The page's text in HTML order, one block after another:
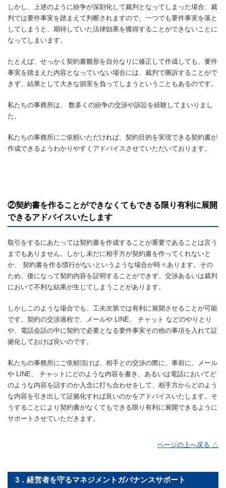
しかし、上述のように紛争が深刻化して裁判となってしまった場合、裁
判では要件事実を踏まえて判断されますので、一つでも要件事実を落と
してしまうと、期待していた法律効果を獲得することができないことに
なってしまいます。
たとえば、せっかく契約書雛形を自分なりに修正して作成しても、要件
事実を踏まえた内容となっていない場合には、裁判で勝訴することがで
きず、結果として大きな損害を負ってしまうということもあるのです。
私たちの事務所は、 数多くの紛争の交渉や訴訟を経験してまいりまし
た。
私たちの事務所にご依頼いただければ、契約目的を実現できる契約書が
作成できるようわかりやすくアドバイスさせていただいております。
②契約書を作ることができなくてもできる限り有利に展開
できるアドバイスいたします
取引をするにあたっては契約書を作成することが重要であることは言う
までもありません。しかし未だに相手方が契約書を作ってくれないと
か、 契約書を作る慣行がないというような場合が時々あります。その
ため、後になって契約内容を証明することができず、交渉あるいは裁判
において不利な結果が生じてしまうことがあります。
しかしこのような場合でも、工夫次第では有利に展開させることが可能
です。契約の交渉過程で、メールや LINE、 チャット などのやりとり
や、電話会話の中に契約で必要となる要件事実その他の事項を入れて証
拠化しておけば良いのです。
私たちの事務所にご依頼頂けば、相手との交渉の際に、事前に、メール
や LINE、 チャットにどのような内容を書き、あるいは電話においてど
のような内容を話すのか入念に打ち合わせをして、相手方からどのよう
な内容を引き出して証拠化すれば良いのかをアドバイスいたします。そ
うすることにより契約書がなくてもできる限り有利に展開できるように
サポートさせていただきます。
ページの上へ戻る △
3．経営者を守るマネジメントガバナンスサポート